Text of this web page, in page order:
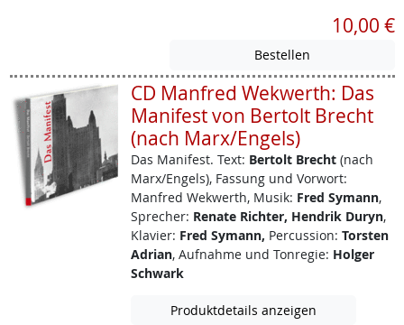
10,00 €
CD Manfred Wekwerth: Das
Manifest von Bertolt Brecht
(nach Marx/Engels)
Das Manifest. Text: Bertolt Brecht(nach
Marx/Engels), Fassung und Vorwort:
Manfred Wekwerth, Musik: Fred Symann,
Sprecher: Renate Richter, Hendrik Duryn,
Klavier: Fred Symann, Percussion: Torsten
Adrian, Aufnahme und Tonregie: Holger
Schwark
Produktdetails anzeigen